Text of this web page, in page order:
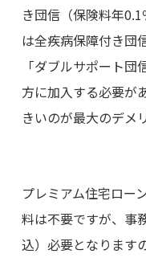
き団信（保険料年
は全疾病保障付き団
「ダブルサポート
方に加入する必要が
きいのが最大のデメ
プレミアム住宅ロー
料は不要ですが、事
込）必要となります